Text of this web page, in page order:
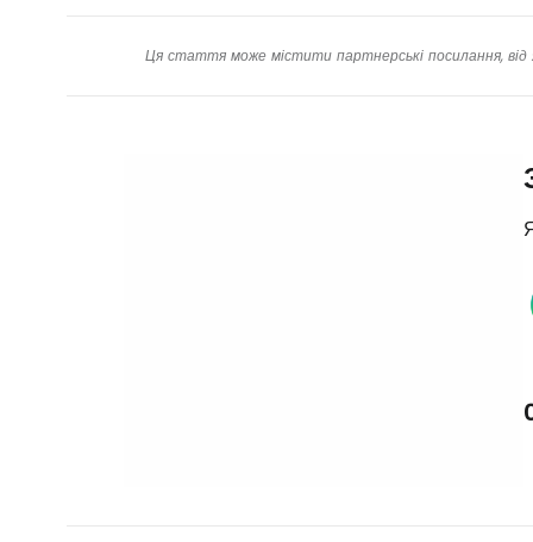
Ця стаття може містити партнерські посилання,